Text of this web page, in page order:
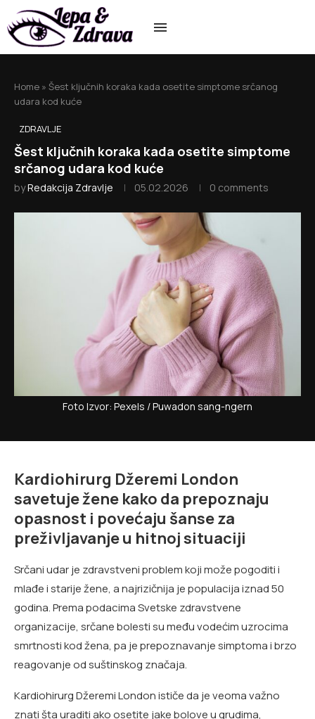
Home » Šest ključnih koraka kada osetite simptome srčanog
udara kod kuće
ZDRAVLJE
Šest ključnih koraka kada osetite simptome
srčanog udara kod kuće
byRedakcija Zdravlje 05.02.2026 0 comments
Foto Izvor: Pexels / Puwadon sang-ngern
Kardiohirurg Džeremi London
savetuje žene kako da prepoznaju
opasnost i povećaju šanse za
preživljavanje u hitnoj situaciji
Srčani udar je zdravstveni problem koji može pogoditi i
mlađe i starije žene, a najrizičnija je populacija iznad 50
godina. Prema podacima Svetske zdravstvene
organizacije, srčane bolesti su među vodećim uzrocima
smrtnosti kod žena, pa je prepoznavanje simptoma i brzo
reagovanje od suštinskog značaja.
Kardiohirurg Džeremi London ističe da je veoma važno
znati šta uraditi ako osetite jake bolove u grudima,